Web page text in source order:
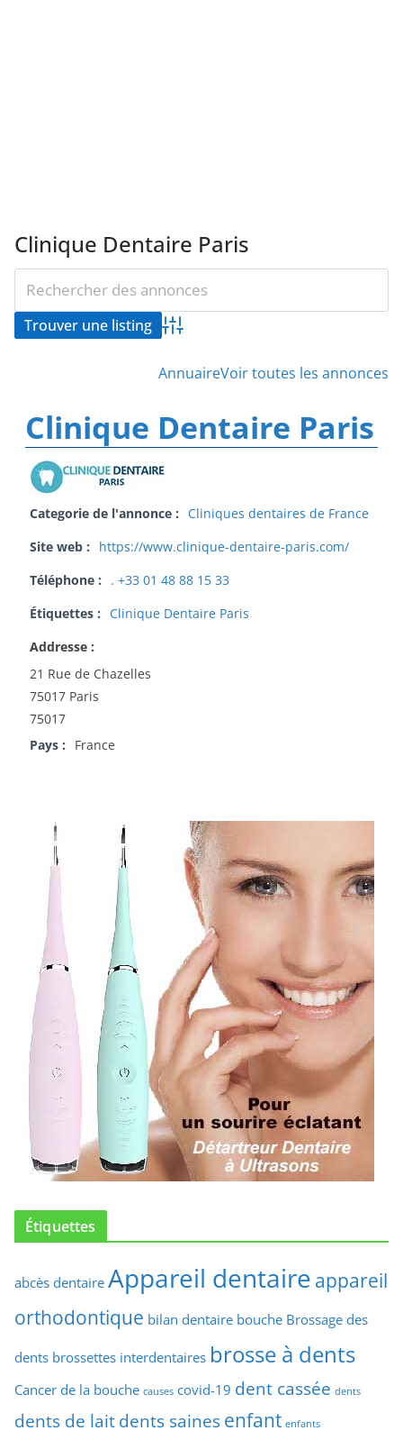
Clinique Dentaire Paris
Advanced Search
AnnuaireVoir toutes les annonces
Clinique Dentaire Paris
Categorie de l'annonce :
Cliniques dentaires de France
Site web :
https://www.clinique-dentaire-paris.com/
Téléphone :
. +33 01 48 88 15 33
Étiquettes :
Clinique Dentaire Paris
Addresse :
21 Rue de Chazelles
75017 Paris
75017
Pays :
France
Étiquettes
abcès dentaire Appareil dentaire appareil
orthodontique bilan dentaire bouche Brossage des
dents brossettes interdentaires brosse à dents
Cancer de la bouche causes covid-19 dent cassée dents
dents de lait dents saines enfant enfants